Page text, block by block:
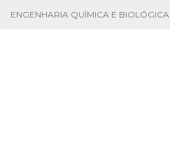
ENGENHARIA QUÍMICA E BIOLÓGICA